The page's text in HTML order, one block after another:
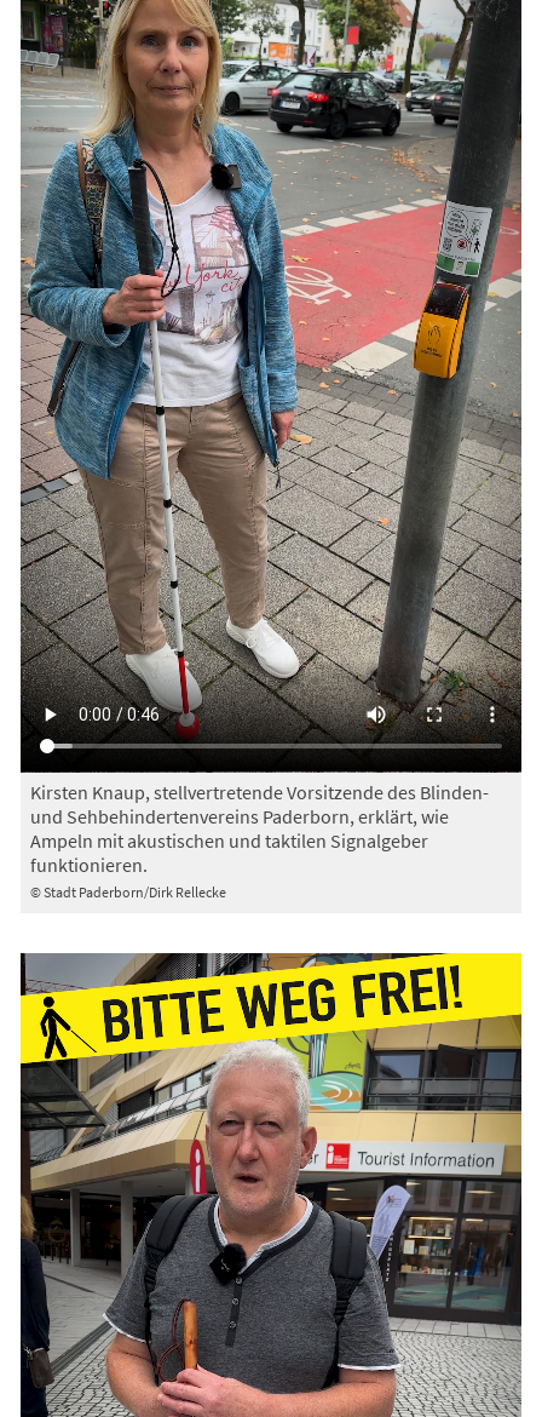
© Stadt Paderborn/Dirk Rellecke
Kirsten Knaup, stellvertretende Vorsitzende des Blinden-
und Sehbehindertenvereins Paderborn, erklärt, wie
Ampeln mit akustischen und taktilen Signalgeber
funktionieren.